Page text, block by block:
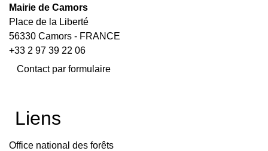
Mairie de Camors
Place de la Liberté
56330 Camors - FRANCE
+33 2 97 39 22 06
Contact par formulaire
Liens
Office national des forêts